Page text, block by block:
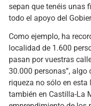
sepan que tenéis unas
todo el apoyo del
Como ejemplo, ha
localidad de 1.600
pasan por vuestras
30.000 personas”, algo
riqueza no sólo en
también en Castilla-La